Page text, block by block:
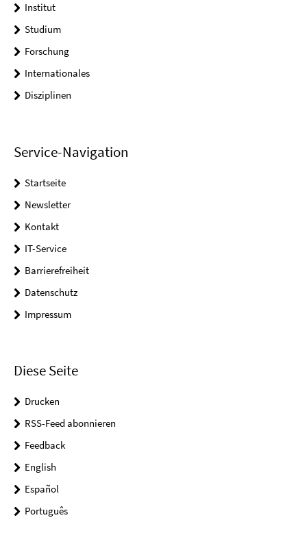
Institut
Studium
Forschung
Internationales
Disziplinen
Service-Navigation
Startseite
Newsletter
Kontakt
IT-Service
Barrierefreiheit
Datenschutz
Impressum
Diese Seite
Drucken
RSS-Feed abonnieren
Feedback
English
Español
Português